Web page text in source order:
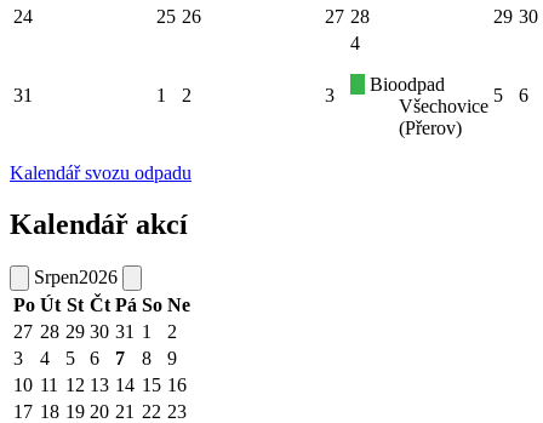
24 25 26 27 28 29 30
31 1 2 3
4
Bioodpad
Všechovice
(Přerov)
5 6
Kalendář svozu odpadu
Kalendář akcí
Srpen2026
Po Út St Čt Pá So Ne
27 28 29 30 31 1
2
3
4 5 6 7 8
9
10 11 12 13 14 15 16
17 18 19 20 21 22 23